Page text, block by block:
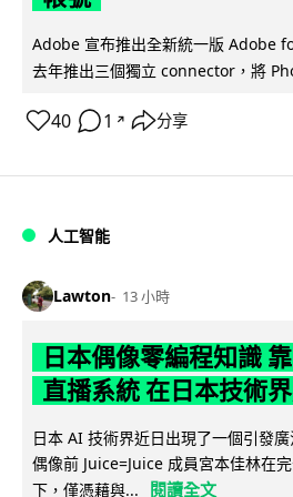
Adobe 宣布推出全新統一版 Adobe
去年推出三個獨立 connector，將
40 1 ↗ 分享
人工智能
Lawton 13 小時
日本偶像零編程知識
直播系統 在日本技術
日本 AI 技術界近日出現了一個引發
偶像前 Juice=Juice 成員宮本佳林在
下，僅憑藉與...
閱讀全文